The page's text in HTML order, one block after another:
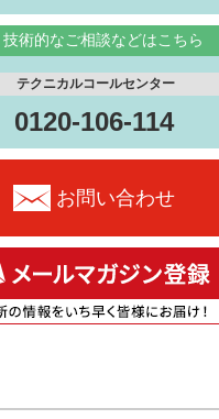
技術的なご相談などはこちら
テクニカルコールセンター
0120-106-114
お問い合わせ